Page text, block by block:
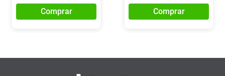
Comprar Comprar